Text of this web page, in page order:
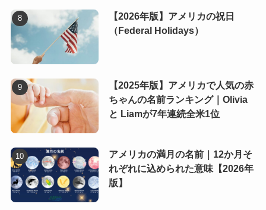
【2026年版】アメリカの祝日
（Federal Holidays）
【2025年版】アメリカで人気の赤
ちゃんの名前ランキング｜Olivia
と Liamが7年連続全米1位
アメリカの満月の名前｜12か月そ
れぞれに込められた意味【2026年
版】